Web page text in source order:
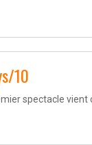
10
spectacle vient